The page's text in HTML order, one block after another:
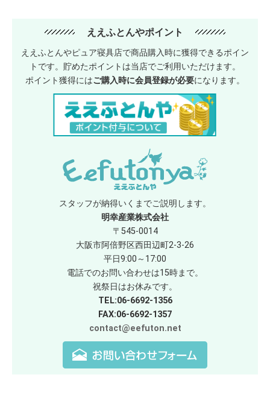
ええふとんやポイント
ええふとんやピュア寝具店で商品購入時に獲得できるポイン
トです。貯めたポイントは当店でご利用いただけます。
ポイント獲得にはご購入時に会員登録が必要になります。
スタッフが納得いくまでご説明します。
明幸産業株式会社
〒545-0014
大阪市阿倍野区西田辺町2-3-26
平日9:00～17:00
電話でのお問い合わせは15時まで。
祝祭日はお休みです。
TEL:06-6692-1356
FAX:06-6692-1357
contact@eefuton.net